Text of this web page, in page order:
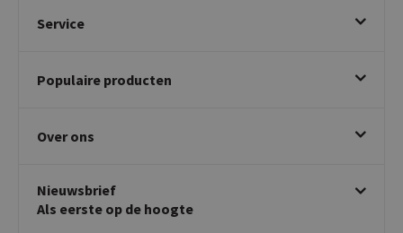
Service
Betalen & annuleren
Klachtafhandeling
Privacy policy
Populaire producten
Draaibare eetkamerstoelen
Taupe stoelen
Tuinstoelen
Over ons
Showroom
Contact
Nieuwsbrief
Als eerste op de hoogte